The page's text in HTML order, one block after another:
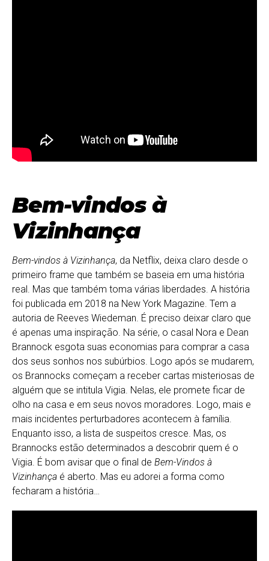
Bem-vindos à
Vizinhança
Bem-vindos à Vizinhança, da Netflix, deixa claro desde o
primeiro frame que também se baseia em uma história
real. Mas que também toma várias liberdades. A história
foi publicada em 2018 na New York Magazine. Tem a
autoria de Reeves Wiedeman. É preciso deixar claro que
é apenas uma inspiração. Na série, o casal Nora e Dean
Brannock esgota suas economias para comprar a casa
dos seus sonhos nos subúrbios. Logo após se mudarem,
os Brannocks começam a receber cartas misteriosas de
alguém que se intitula Vigia. Nelas, ele promete ficar de
olho na casa e em seus novos moradores. Logo, mais e
mais incidentes perturbadores acontecem à família.
Enquanto isso, a lista de suspeitos cresce. Mas, os
Brannocks estão determinados a descobrir quem é o
Vigia. É bom avisar que o final de Bem-Vindos à
Vizinhança é aberto. Mas eu adorei a forma como
fecharam a história…